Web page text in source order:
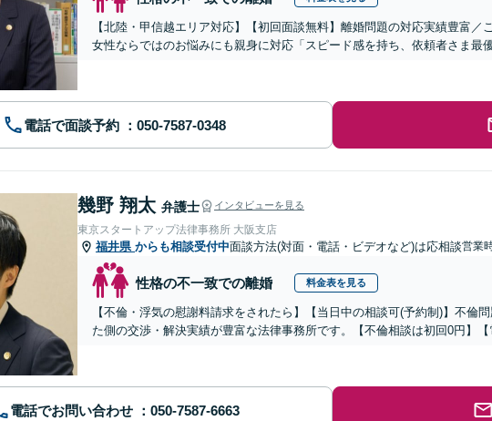
【北陸・甲信越エリア対応】【初回面談無料】離婚問題の対応実績豊富／
女性ならではのお悩みにも親身に対応「スピード感を持ち、依頼者さま最
電話で面談予約
幾野 翔太 弁護士 インタビューを見る
東京スタートアップ法律事務所 大阪支店
福井県 からも相談受付中面談方法(対面・電話・ビデオなど)は応相談営業
性格の不一致での離婚 料金表を見る
【不倫・浮気の慰謝料請求をされたら】【当日中の相談可(予約制)】不倫
た側の交渉・解決実績が豊富な法律事務所です。【不倫相談は初回0円】
電話でお問い合わせ